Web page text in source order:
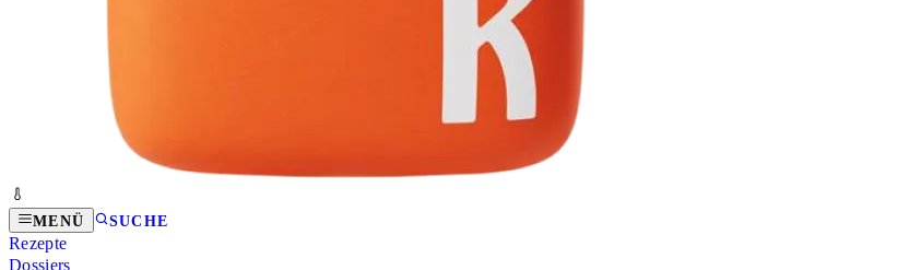
MENÜ SUCHE
Rezepte
Dossiers